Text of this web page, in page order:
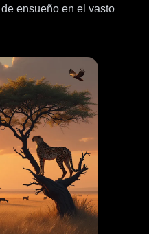
ensueño en el vasto